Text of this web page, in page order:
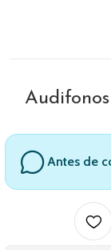
Antes de